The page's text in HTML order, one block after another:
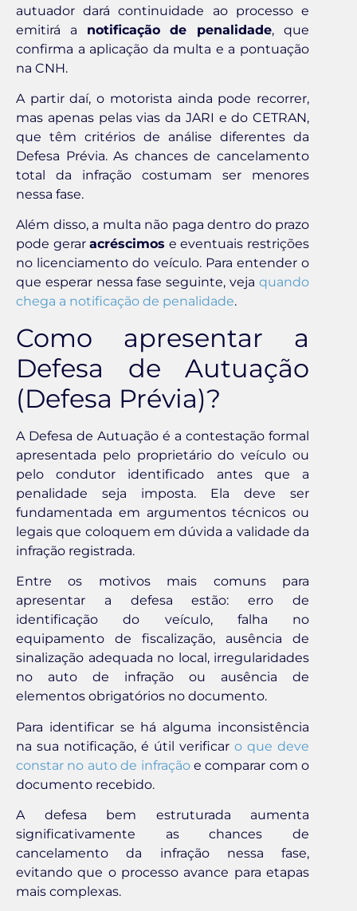
autuador dará continuidade ao processo e
emitirá a notificação de penalidade, que
confirma a aplicação da multa e a pontuação
na CNH.
A partir daí, o motorista ainda pode recorrer,
mas apenas pelas vias da JARI e do CETRAN,
que têm critérios de análise diferentes da
Defesa Prévia. As chances de cancelamento
total da infração costumam ser menores
nessa fase.
Além disso, a multa não paga dentro do prazo
pode geraracréscimos e eventuais restrições
no licenciamento do veículo. Para entender o
que esperar nessa fase seguinte, veja quando
chega a notificação de penalidade.
Como apresentar a
Defesa de Autuação
(Defesa Prévia)?
A Defesa de Autuação é a contestação formal
apresentada pelo proprietário do veículo ou
pelo condutor identificado antes que a
penalidade seja imposta. Ela deve ser
fundamentada em argumentos técnicos ou
legais que coloquem em dúvida a validade da
infração registrada.
Entre os motivos mais comuns para
apresentar a defesa estão: erro de
identificação do veículo, falha no
equipamento de fiscalização, ausência de
sinalização adequada no local, irregularidades
no auto de infração ou ausência de
elementos obrigatórios no documento.
Para identificar se há alguma inconsistência
na sua notificação, é útil verificar o que deve
constar no auto de infraçãoe comparar com o
documento recebido.
A defesa bem estruturada aumenta
significativamente as chances de
cancelamento da infração nessa fase,
evitando que o processo avance para etapas
mais complexas.